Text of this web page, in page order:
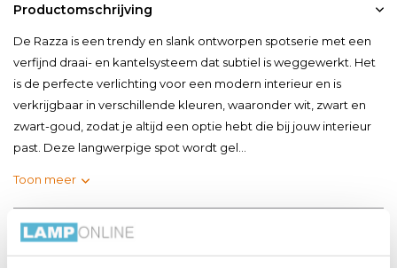
Productomschrijving
De Razza is een trendy en slank ontworpen spotserie met een
verfijnd draai- en kantelsysteem dat subtiel is weggewerkt. Het
is de perfecte verlichting voor een modern interieur en is
verkrijgbaar in verschillende kleuren, waaronder wit, zwart en
zwart-goud, zodat je altijd een optie hebt die bij jouw interieur
past. Deze langwerpige spot wordt gel...
Toon meer
Productspecificaties